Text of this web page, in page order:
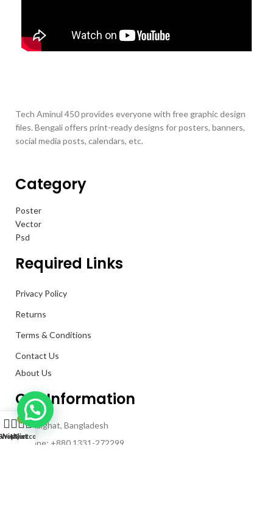
Tech Aminul 450 provides everyone with free graphic design
files. Bengali offers print-ready designs for posters, banners,
social media posts, calendars, etc.
Category
Poster
Vector
Psd
Required Links
Privacy Policy
Returns
Terms & Conditions
Contact Us
About Us
Our Information
Kanaighat, Bangladesh
Phone: +880 1331-272299
Wishlist
0
Cart
My account